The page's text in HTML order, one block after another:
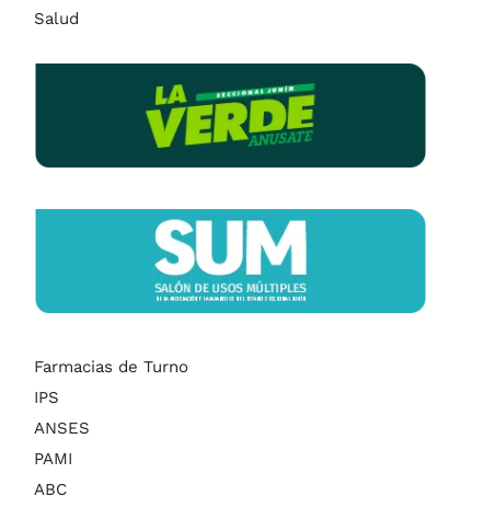
Salud
Farmacias de Turno
IPS
ANSES
PAMI
ABC